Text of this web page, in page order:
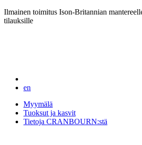
Ilmainen toimitus Ison-Britannian
tilauksille
en
Myymälä
Tuoksut ja kasvit
Tietoja CRANBOURN:stä